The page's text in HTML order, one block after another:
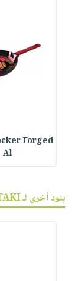
Forged
Al
بنود أخرى لـ ANTAKI :